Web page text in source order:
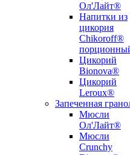
Ол'Лайт®
Напитки из
цикория
Chikoroff®
Цикорий
Bionova®
Цикорий
Leroux®
Запеченная
Мюсли
Ол'Лайт®
Мюсли
Crunchy